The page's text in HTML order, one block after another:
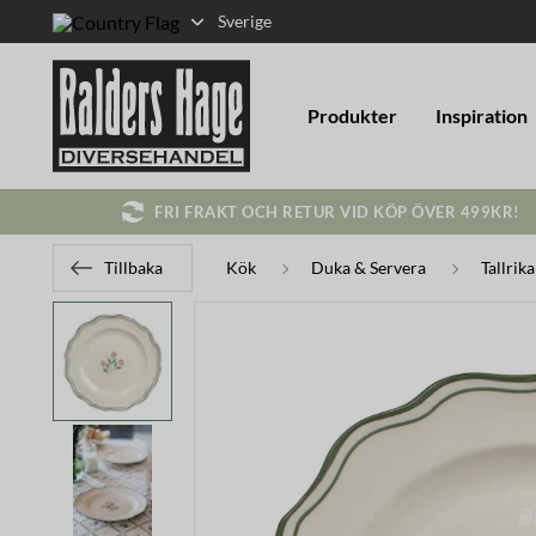
Sverige
Produkter Inspiration
FRI FRAKT OCH RETUR VID KÖP ÖVER 499KR!
Tillbaka Kök Duka & Servera